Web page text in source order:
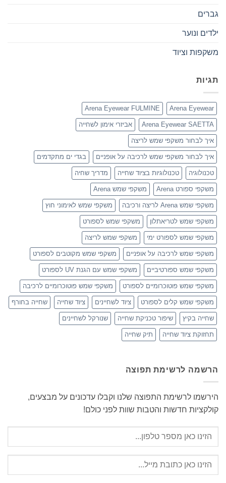
גברים
ילדים ונוער
משקפות וציוד
תגיות
Arena Eyewear
Arena Eyewear FULMINE
Arena Eyewear SAETTA אביזרי אימון לשחייה
איך לבחור משקפי שמש לריצה
איך לבחור משקפי שמש לרכיבה על אופניים בגדי ים מתקדמים
טכנולוגיה טכנולוגיות בציוד שחייה מדריך שחיה
משקפי ספורט Arena משקפי שמש Arena
משקפי שמש Arena לריצה ורכיבה משקפי שמש לאימוני חוץ
משקפי שמש לטריאתלון משקפי שמש לספורט
משקפי שמש לספורט ימי משקפי שמש לריצה
משקפי שמש לרכיבה על אופניים משקפי שמש מקוטבים לספורט
משקפי שמש ספורטיביים משקפי שמש עם הגנת UV לספורט
משקפי שמש פוטוכרומיים לספורט משקפי שמש פוטוכרומיים לרכיבה
משקפי שמש קלים לספורט ציוד לשחיינים ציוד שחייה שחייה בחורף
שחייה בקיץ שיפור טכניקת שחייה שנורקל לשחיינים
תחזוקת ציוד שחייה תיק שחייה
הרשמה לרשימת תפוצה
הירשמו לרשימת התפוצה שלנו וקבלו עדכונים על מבצעים,
קולקציות חדשות והטבות שוות לפני כולם!